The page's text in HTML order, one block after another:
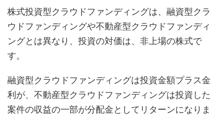
株式投資型クラウドファンディングは、融資型クラ
ウドファンディングや不動産型クラウドファンディ
ングとは異なり、投資の対価は、非上場の株式で
す。
融資型クラウドファンディングは投資金額プラス金
利が、不動産型クラウドファンディングは投資した
案件の収益の一部が分配金としてリターンになりま